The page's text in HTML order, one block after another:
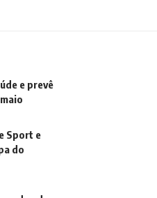
e prevê
Sport e
do